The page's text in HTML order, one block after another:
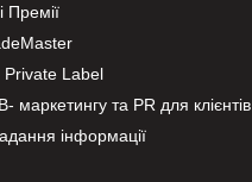
Премії
Label
маркетингу та PR для клієнтів
інформації